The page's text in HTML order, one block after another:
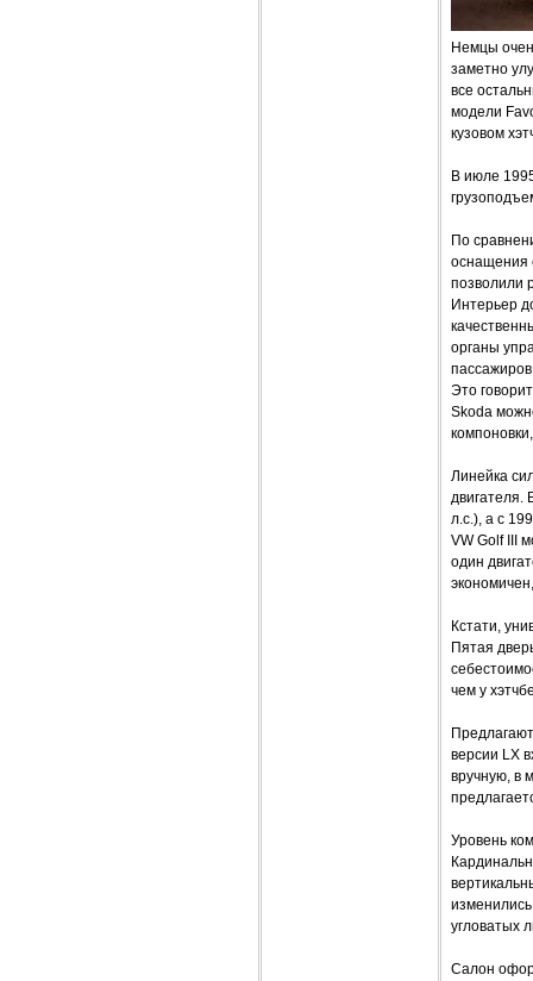
Немцы
заметно
все
модели
кузовом
В июле
По
оснащения
позволили
Интерьер
органы
Это
Skoda
Линейка
двигателя.
л.с.), а с
VW Golf III
один
Кстати,
Пятая
чем у
версии LX
вручную, в
Уровень
угловатых
Салон